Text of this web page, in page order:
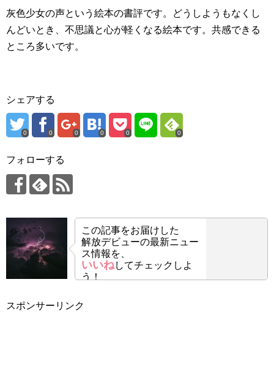
灰色少女の声という絵本の書評です。どうしようもなくし
んどいとき、不思議と心が軽くなる絵本です。共感できる
ところ多いです。
シェアする
0 0 0 0 0 0
フォローする
この記事をお届けした
解放デビューの最新ニュー
ス情報を、
いいねしてチェックしよ
う！
スポンサーリンク